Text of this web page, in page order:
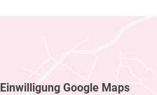
Einwilligung Google Maps